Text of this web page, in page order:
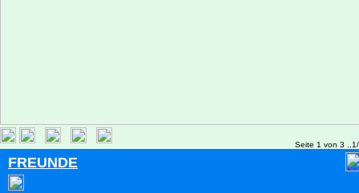
Seite 1 von 3
FREUNDE